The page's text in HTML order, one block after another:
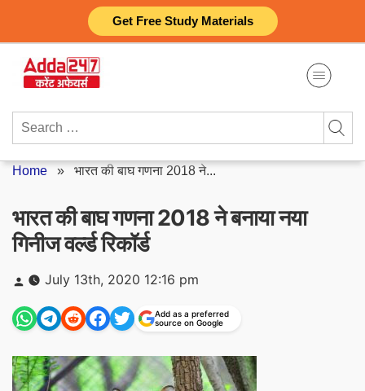
Get Free Study Materials
content
Search
Home » भारत की बाघ गणना 2018 ने...
भारत की बाघ गणना 2018 ने बनाया नया
गिनीज वर्ल्ड रिकॉर्ड
Posted
by
July 13th, 2020 12:16 pm
Add as a preferred
source on Google